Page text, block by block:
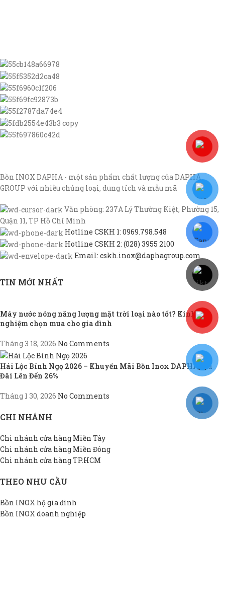
Bồn INOX DAPHA - một sản phẩm chất lượng của DAPHA
GROUP với nhiều chủng loại, dung tích và mẫu mã
Văn phòng: 237A Lý Thường Kiệt, Phường 15,
Quận 11, TP Hồ Chí Minh
Hotline CSKH 1: 0969.798.548
Hotline CSKH 2: (028) 3955 2100
Email: cskh.inox@daphagroup.com
TIN MỚI NHẤT
Máy nước nóng năng lượng mặt trời loại nào tốt? Kinh
nghiệm chọn mua cho gia đình
Tháng 3 18, 2026 No Comments
Hái Lộc Bính Ngọ 2026 – Khuyến Mãi Bồn Inox DAPHA, Ưu
Đãi Lên Đến 26%
Tháng 1 30, 2026 No Comments
CHI NHÁNH
Chi nhánh cửa hàng Miền Tây
Chi nhánh cửa hàng Miền Đông
Chi nhánh cửa hàng TP.HCM
THEO NHU CẦU
Bồn INOX hộ gia đình
Bồn INOX doanh nghiệp